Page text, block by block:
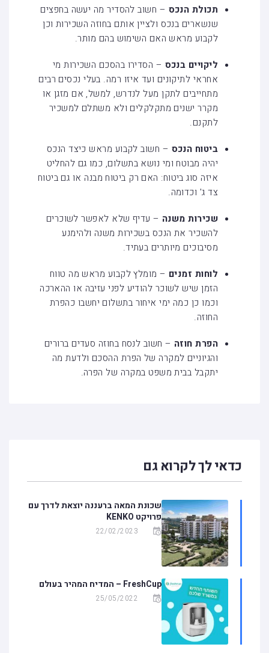
תכולת הנכס – חשוב להסדיר מה יעשה בחפצים
שנשארים בנכס ולציין אותם בחוזה השכירות וכן
לקבוע מראש האם השימוש בהם מותר.
ליקויים בנכס – הסדירו בהסכם השכירות מי
אחראי לתיקונים ועד איזו רמה. בעלי נכסים רבים
מתחייבים לתקן מעל לנדרש, למשל, אם מזגן או
מקרר ישנים מתקלקלים ולא משתלם למשכיר
לתקנם.
ביטוח הנכס – חשוב לקבוע מראש כיצד הנכס
יהיה מבוטח ומי נושא בתשלום, כמו גם להחליט
איזה סוג ביטוח: האם רק ביטוח מבנה או גם ביטוח
צד ג' וכדומה.
שכירות משנה – עדיף שלא לאפשר לשוכרים
להשכיר את הנכס בשכירות משנה ולהימנע
מסיבוכים מיותרים בעתיד.
לוחות זמנים – מומלץ לקבוע מראש מה טווח
הזמן שיש לשוכר להודיע לפני עזיבה או ההארכה
וכמו כן כמה ימי איחור בתשלום יחשבו כהפרת
החוזה.
הפרת חוזה – חשוב לנסח בחוזה סעדים ברורים
והגיוניים למקרה של הפרת ההסכם ולדעת מה
יתקבל בבית משפט במקרה של הפרה.
כדאי לך לקרוא גם
שכונת המאה ברעננה יוצאת לדרך עם
פרויקט KENKO
22/02/2023
FreshCup – המדיח המהיר בעולם
25/05/2022